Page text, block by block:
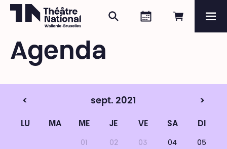
Réserver
Agenda
Rechercher
Agenda
< sept. 2021 >
LU MA ME JE VE SA DI
01 02 03 04 05